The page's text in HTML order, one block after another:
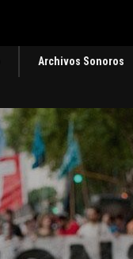
Archivos Sonoros